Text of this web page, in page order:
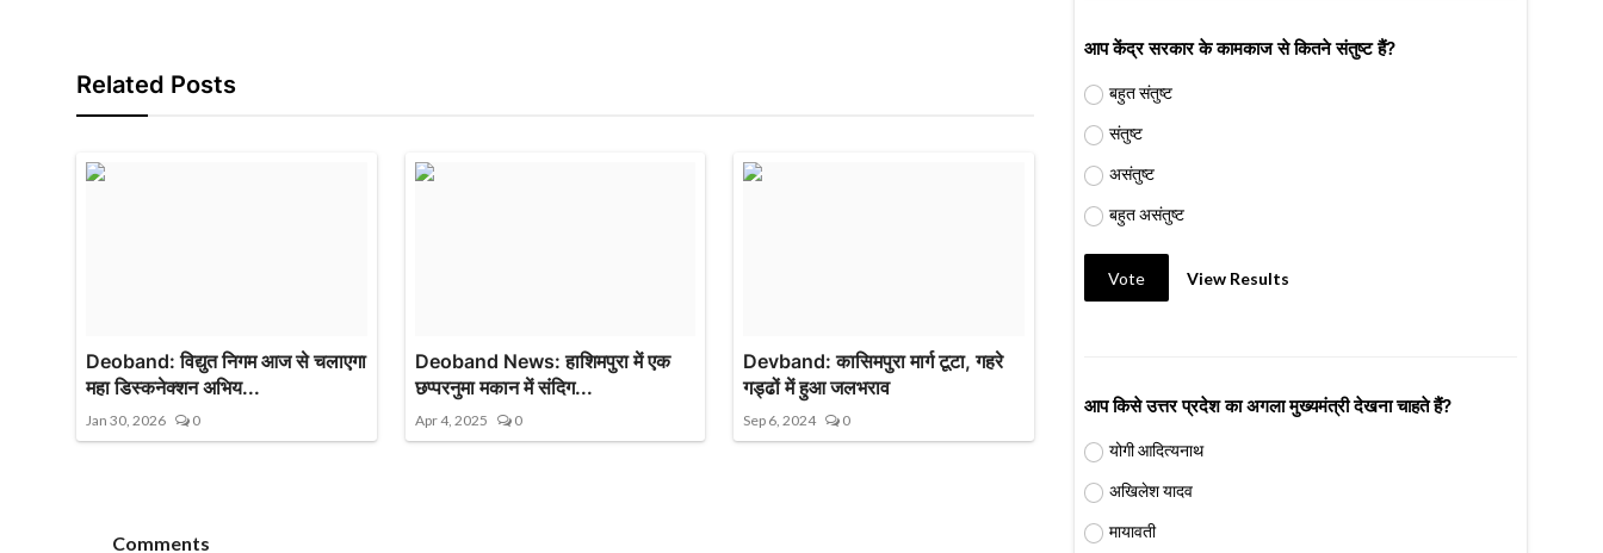
Related Posts
Deoband: विद्युत निगम आज से चलाएगा
महा डिस्कनेक्शन अभिय...
Jan 30, 2026 0
Deoband News: हाशिमपुरा में एक
छप्परनुमा मकान में संदिग...
Apr 4, 2025 0
Devband: कासिमपुरा मार्ग टूटा, गहरे
गड्ढों में हुआ जलभराव
Sep 6, 2024 0
Comments
आप केंद्र सरकार के कामकाज से कितने संतुष्ट हैं?
बहुत संतुष्ट
संतुष्ट
असंतुष्ट
बहुत असंतुष्ट
Vote View Results
आप किसे उत्तर प्रदेश का अगला मुख्यमंत्री देखना चाहते हैं?
योगी आदित्यनाथ
अखिलेश यादव
मायावती